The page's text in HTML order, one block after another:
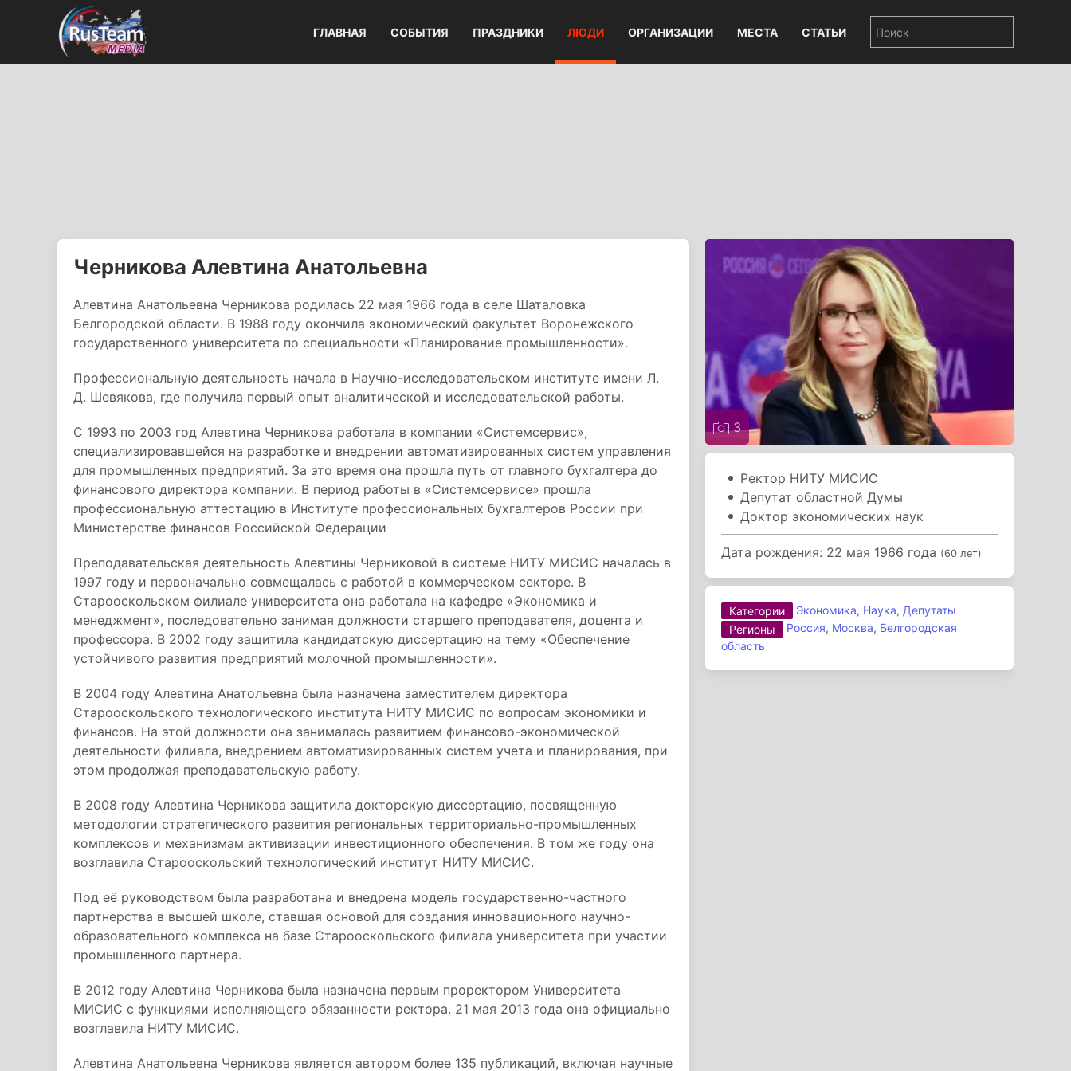
ГЛАВНАЯ СОБЫТИЯ ПРАЗДНИКИ ЛЮДИ ОРГАНИЗАЦИИ МЕСТА СТАТЬИ
Черникова Алевтина Анатольевна
Алевтина Анатольевна Черникова родилась 22 мая 1966 года в селе Шаталовка
Белгородской области. В 1988 году окончила экономический факультет Воронежского
государственного университета по специальности «Планирование промышленности».
Профессиональную деятельность начала в Научно-исследовательском институте имени Л.
Д. Шевякова, где получила первый опыт аналитической и исследовательской работы.
С 1993 по 2003 год Алевтина Черникова работала в компании «Системсервис»,
специализировавшейся на разработке и внедрении автоматизированных систем управления
для промышленных предприятий. За это время она прошла путь от главного бухгалтера до
финансового директора компании. В период работы в «Системсервисе» прошла
профессиональную аттестацию в Институте профессиональных бухгалтеров России при
Министерстве финансов Российской Федерации
Преподавательская деятельность Алевтины Черниковой в системе НИТУ МИСИС началась в
1997 году и первоначально совмещалась с работой в коммерческом секторе. В
Старооскольском филиале университета она работала на кафедре «Экономика и
менеджмент», последовательно занимая должности старшего преподавателя, доцента и
профессора. В 2002 году защитила кандидатскую диссертацию на тему «Обеспечение
устойчивого развития предприятий молочной промышленности».
В 2004 году Алевтина Анатольевна была назначена заместителем директора
Старооскольского технологического института НИТУ МИСИС по вопросам экономики и
финансов. На этой должности она занималась развитием финансово-экономической
деятельности филиала, внедрением автоматизированных систем учета и планирования, при
этом продолжая преподавательскую работу.
В 2008 году Алевтина Черникова защитила докторскую диссертацию, посвященную
методологии стратегического развития региональных территориально-промышленных
комплексов и механизмам активизации инвестиционного обеспечения. В том же году она
возглавила Старооскольский технологический институт НИТУ МИСИС.
Под её руководством была разработана и внедрена модель государственно-частного
партнерства в высшей школе, ставшая основой для создания инновационного научно-
образовательного комплекса на базе Старооскольского филиала университета при участии
промышленного партнера.
В 2012 году Алевтина Черникова была назначена первым проректором Университета
МИСИС с функциями исполняющего обязанности ректора. 21 мая 2013 года она официально
возглавила НИТУ МИСИС.
Алевтина Анатольевна Черникова является автором более 135 публикаций, включая научные
3
Ректор НИТУ МИСИС
Депутат областной Думы
Доктор экономических наук
Дата рождения: 22 мая 1966 года (60 лет)
Категории Экономика, Наука, Депутаты
Регионы
Россия, Москва, Белгородская
область